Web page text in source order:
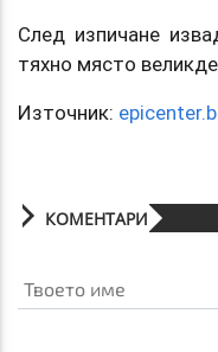
След изпичане
тяхно място
Източник:
КОМЕНТАРИ
Твоето име